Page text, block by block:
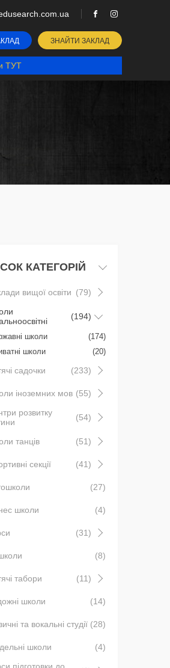
ЗНАЙТИ ЗАКЛАД
ТУТ
КАТЕГОРІЙ
вищої освіти (79)
(194)
школи
(174)
школи
(20)
садочки (233)
іноземних мов (55)
розвитку
(54)
танців (51)
секції (41)
(27)
школи (4)
(31)
(8)
табори (11)
школи (14)
та вокальні студії (28)
школи
(4)